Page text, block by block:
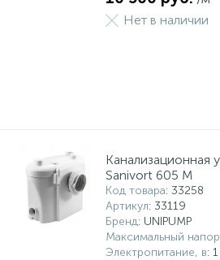
Нет в наличии
Канализационная
Sanivort 605 M
Код товара: 33258
Артикул: 33119
Бренд: UNIPUMP
Максимальный
Электропитание, в: